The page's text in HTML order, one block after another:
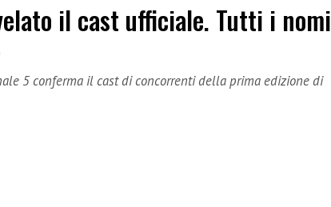
il cast ufficiale. Tutti i nomi
5 conferma il cast di concorrenti della prima edizione di